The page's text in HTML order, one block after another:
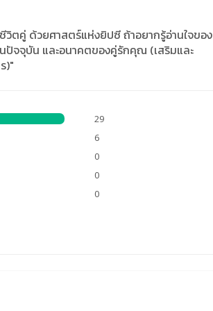
ตคู่ ด้วยศาสตร์แห่งยิปซี ถ้าอยากรู้อ่านใจของ
ปัจจุบัน และอนาคตของคู่รักคุณ (เสริมและ
)"
29
6
0
0
0